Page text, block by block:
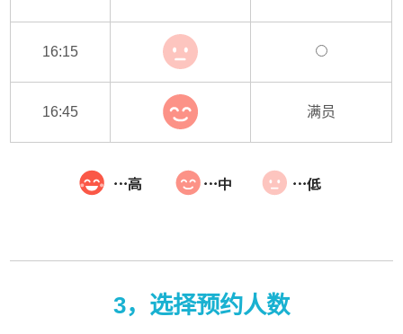
16:15
16:45 满员
3，选择预约人数